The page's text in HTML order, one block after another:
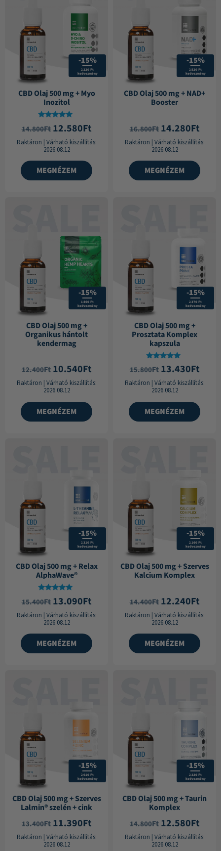
-15%
2 220 Ft
kedvezmény
CBD Olaj 500 mg + Myo
Inozitol
Értékelés:
5.00
14.800Ft 12.580Ft
Raktáron | Várható kiszállítás:
2026.08.12
MEGNÉZEM
-15%
2 520 Ft
kedvezmény
CBD Olaj 500 mg + NAD+
Booster
16.800Ft 14.280Ft
Raktáron | Várható kiszállítás:
2026.08.12
MEGNÉZEM
-15%
1 860 Ft
kedvezmény
CBD Olaj 500 mg +
Organikus hántolt
kendermag
12.400Ft 10.540Ft
Raktáron | Várható kiszállítás:
2026.08.12
MEGNÉZEM
-15%
2 370 Ft
kedvezmény
CBD Olaj 500 mg +
Prosztata Komplex
kapszula
Értékelés:
4.71
15.800Ft 13.430Ft
Raktáron | Várható kiszállítás:
2026.08.12
MEGNÉZEM
-15%
2 310 Ft
kedvezmény
CBD Olaj 500 mg + Relax
AlphaWave®
Értékelés:
5.00
15.400Ft 13.090Ft
Raktáron | Várható kiszállítás:
2026.08.12
MEGNÉZEM
-15%
2 160 Ft
kedvezmény
CBD Olaj 500 mg + Szerves
Kalcium Komplex
14.400Ft 12.240Ft
Raktáron | Várható kiszállítás:
2026.08.12
MEGNÉZEM
-15%
2 010 Ft
kedvezmény
CBD Olaj 500 mg + Szerves
Lalmin® szelén + cink
13.400Ft 11.390Ft
Raktáron | Várható kiszállítás:
2026.08.12
-15%
2 220 Ft
kedvezmény
CBD Olaj 500 mg + Taurin
Komplex
14.800Ft 12.580Ft
Raktáron | Várható kiszállítás:
2026.08.12